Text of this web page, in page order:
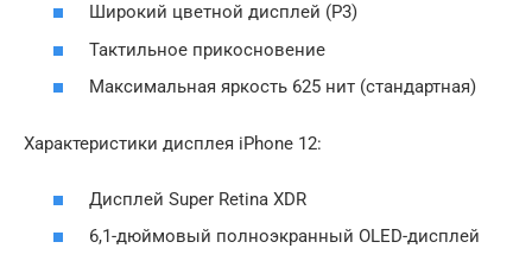
Широкий цветной дисплей (P3)
Тактильное прикосновение
Максимальная яркость 625 нит (стандартная)
Характеристики дисплея iPhone 12:
Дисплей Super Retina XDR
6,1-дюймовый полноэкранный OLED-дисплей